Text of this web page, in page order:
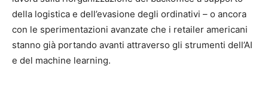
della logistica e dell’evasione degli ordinativi – o ancora
con le sperimentazioni avanzate che i retailer americani
stanno già portando avanti attraverso gli strumenti dell’AI
e del machine learning.